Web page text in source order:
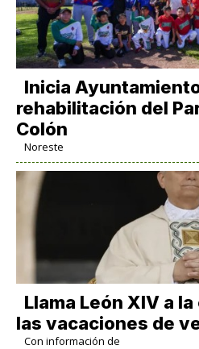
Inicia
rehabilitación del
Colón
Noreste
Llama León XIV a
las vacaciones de
Con información de